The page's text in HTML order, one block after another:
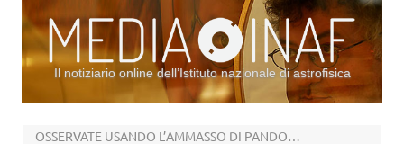
Il notiziario online dell’Istituto nazionale di astrofisica
OSSERVATE USANDO L’AMMASSO DI PANDORA COME LENTE GRAVITAZIONALE